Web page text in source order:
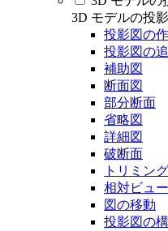
3D モデルの投影
投影図の
投影図の
補助図
断面図
部分断面
省略図
詳細図
破断面
トリミング
相対ビュー
図の移動
投影図の